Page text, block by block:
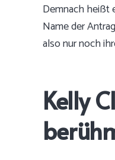
Demnach heißt
Name der
also nur noch
Kelly